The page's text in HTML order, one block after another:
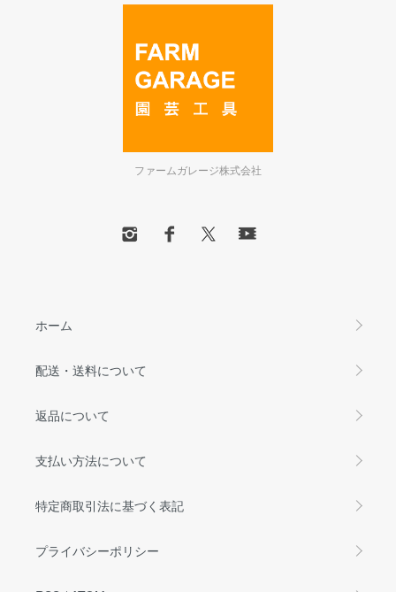
ファームガレージ株式会社
ホーム
配送・送料について
返品について
支払い方法について
特定商取引法に基づく表記
プライバシーポリシー